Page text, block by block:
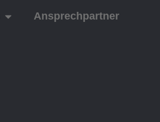
Ansprechpartner